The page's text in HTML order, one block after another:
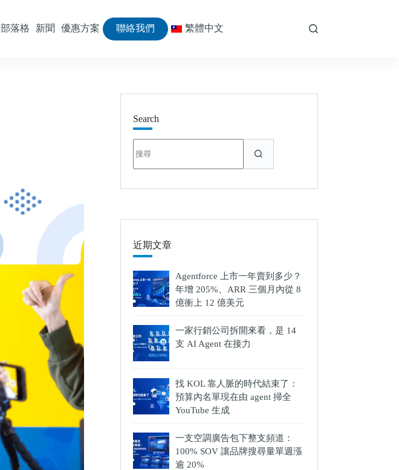
部落格 新聞 優惠方案 聯絡我們 繁體中文
Search
不
到
件
結
果
近期文章
Agentforce 上市一年賣到多少？
年增 205%、ARR 三個月內從 8
億衝上 12 億美元
一家行銷公司拆開來看，是 14
支 AI Agent 在接力
找 KOL 靠人脈的時代結束了：
預算內名單現在由 agent 掃全
YouTube 生成
一支空調廣告包下整支頻道：
100% SOV 讓品牌搜尋量單週漲
逾 20%